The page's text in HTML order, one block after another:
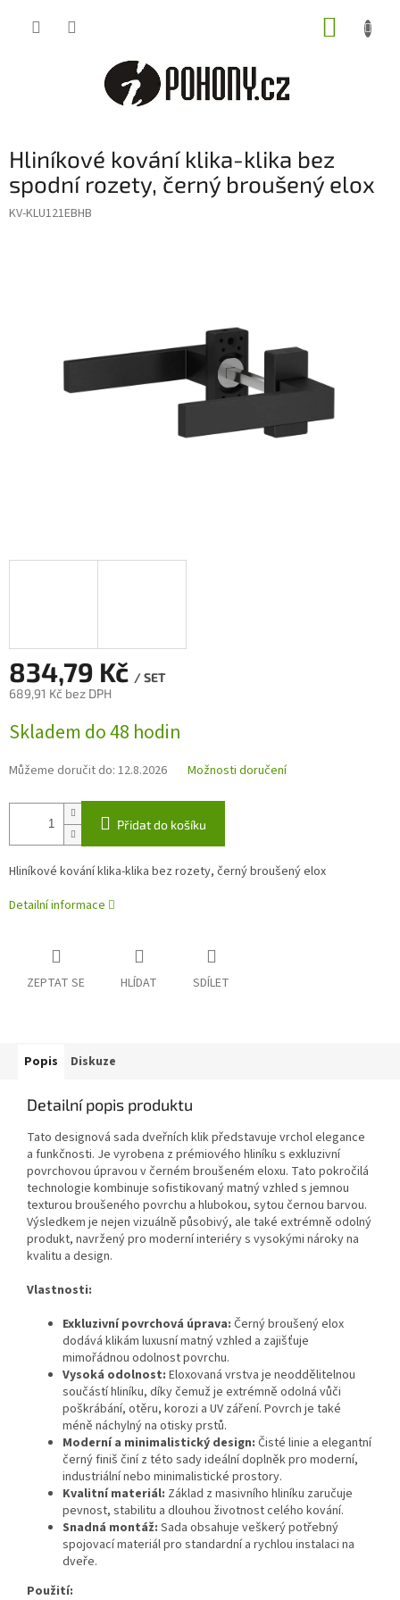
Hliníkové kování klika-klika bez
spodní rozety, černý broušený elox
KV-KLU121EBHB
834,79 Kč / SET
689,91 Kč bez DPH
cena:
Skladem do 48 hodin
Můžeme doručit do: 12.8.2026 Možnosti doručení
Přidat do košíku
Hliníkové kování klika-klika bez rozety, černý broušený elox
Detailní informace
ZEPTAT SE HLÍDAT SDÍLET
Popis Diskuze
Detailní popis produktu
Tato designová sada dveřních klik představuje vrchol elegance
a funkčnosti. Je vyrobena z prémiového hliníku s exkluzivní
povrchovou úpravou v černém broušeném eloxu. Tato pokročilá
technologie kombinuje sofistikovaný matný vzhled s jemnou
texturou broušeného povrchu a hlubokou, sytou černou barvou.
Výsledkem je nejen vizuálně působivý, ale také extrémně odolný
produkt, navržený pro moderní interiéry s vysokými nároky na
kvalitu a design.
Vlastnosti:
Exkluzivní povrchová úprava: Černý broušený elox
dodává klikám luxusní matný vzhled a zajišťuje
mimořádnou odolnost povrchu.
Vysoká odolnost: Eloxovaná vrstva je neoddělitelnou
součástí hliníku, díky čemuž je extrémně odolná vůči
poškrábání, otěru, korozi a UV záření. Povrch je také
méně náchylný na otisky prstů.
Moderní a minimalistický design: Čisté linie a elegantní
černý finiš činí z této sady ideální doplněk pro moderní,
industriální nebo minimalistické prostory.
Kvalitní materiál: Základ z masivního hliníku zaručuje
pevnost, stabilitu a dlouhou životnost celého kování.
Snadná montáž: Sada obsahuje veškerý potřebný
spojovací materiál pro standardní a rychlou instalaci na
dveře.
Použití: